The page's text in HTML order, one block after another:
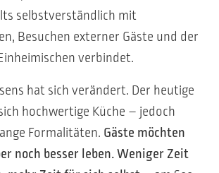
selbstverständlich mit
Besuchen externer Gäste und der
verbindet.
hat sich verändert. Der heutige
hochwertige Küche – jedoch
Formalitäten. Gäste möchten
noch besser leben. Weniger Zeit